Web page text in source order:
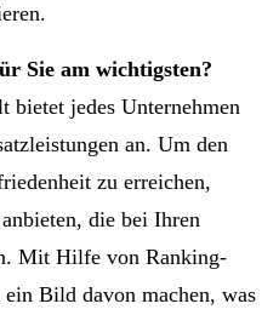
Sie am wichtigsten?
bietet jedes Unternehmen
an. Um den
zu erreichen,
die bei Ihren
Mit Hilfe von Ranking-
Bild davon machen, was